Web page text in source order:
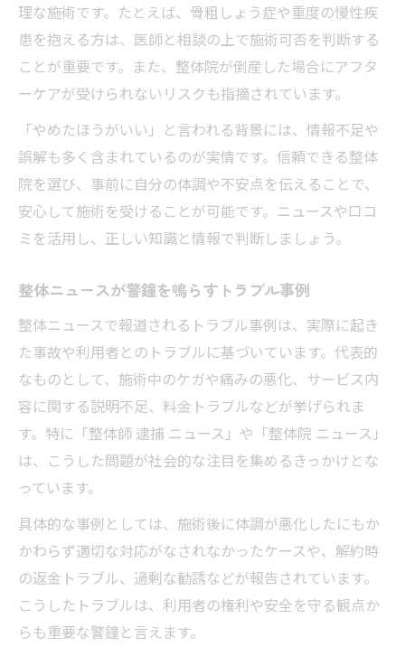
理な施術です。たとえば、骨粗しょう症や重度の慢性疾
患を抱える方は、医師と相談の上で施術可否を判断する
ことが重要です。また、整体院が倒産した場合にアフタ
ーケアが受けられないリスクも指摘されています。
「やめたほうがいい」と言われる背景には、情報不足や
誤解も多く含まれているのが実情です。信頼できる整体
院を選び、事前に自分の体調や不安点を伝えることで、
安心して施術を受けることが可能です。ニュースや口コ
ミを活用し、正しい知識と情報で判断しましょう。
整体ニュースが警鐘を鳴らすトラブル事例
整体ニュースで報道されるトラブル事例は、実際に起き
た事故や利用者とのトラブルに基づいています。代表的
なものとして、施術中のケガや痛みの悪化、サービス内
容に関する説明不足、料金トラブルなどが挙げられま
す。特に「整体師 逮捕 ニュース」や「整体院 ニュース」
は、こうした問題が社会的な注目を集めるきっかけとな
っています。
具体的な事例としては、施術後に体調が悪化したにもか
かわらず適切な対応がなされなかったケースや、解約時
の返金トラブル、過剰な勧誘などが報告されています。
こうしたトラブルは、利用者の権利や安全を守る観点か
らも重要な警鐘と言えます。